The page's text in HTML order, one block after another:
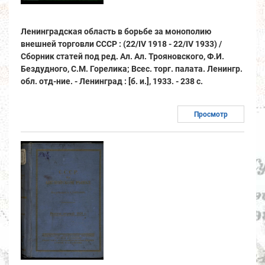
Ленинградская область в борьбе за монополию
внешней торговли СССР : (22/IV 1918 - 22/IV 1933) /
Сборник статей под ред. Ал. Ал. Трояновского, Ф.И.
Бездудного, С.М. Горелика; Всес. торг. палата. Ленингр.
обл. отд-ние. - Ленинград : [б. и.], 1933. - 238 с.
Просмотр